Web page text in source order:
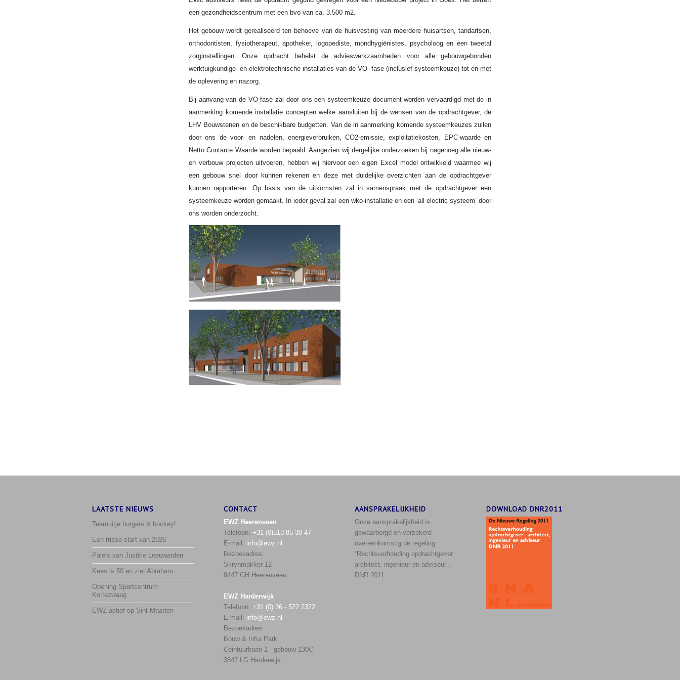
een gezondheidscentrum met een bvo van ca. 3.500 m2.
Het gebouw wordt gerealiseerd ten behoeve van de huisvesting van meerdere huisartsen, tandartsen,
orthodontisten, fysiotherapeut, apotheker, logopediste, mondhygiënistes, psycholoog en een tweetal
zorginstellingen. Onze opdracht behelst de advieswerkzaamheden voor alle gebouwgebonden
werktuigkundige- en elektrotechnische installaties van de VO- fase (inclusief systeemkeuze) tot en met
de oplevering en nazorg.
Bij aanvang van de VO fase zal door ons een systeemkeuze document worden vervaardigd met de in
aanmerking komende installatie concepten welke aansluiten bij de wensen van de opdrachtgever, de
LHV Bouwstenen en de beschikbare budgetten. Van de in aanmerking komende systeemkeuzes zullen
door ons de voor- en nadelen, energieverbruiken, CO2-emissie, exploitatiekosten, EPC-waarde en
Netto Contante Waarde worden bepaald. Aangezien wij dergelijke onderzoeken bij nagenoeg alle nieuw-
en verbouw projecten uitvoeren, hebben wij hiervoor een eigen Excel model ontwikkeld waarmee wij
een gebouw snel door kunnen rekenen en deze met duidelijke overzichten aan de opdrachtgever
kunnen rapporteren. Op basis van de uitkomsten zal in samenspraak met de opdrachtgever een
systeemkeuze worden gemaakt. In ieder geval zal een wko-installatie en een ‘all electric systeem’ door
ons worden onderzocht.
LAATSTE NIEUWS
Teamuitje burgers & hockey!
Een frisse start van 2026
Paleis van Justitie Leeuwarden
Kees is 50 en ziet Abraham
Opening Sportcentrum
Kortezwaag
EWZ actief op Sint Maarten
CONTACT
EWZ Heerenveen
Telefoon: +31 (0)513 85 30 47
E-mail: info@ewz.nl
Bezoekadres:
Skrynmakker 12
8447 GH Heerenveen
EWZ Harderwijk
Telefoon: +31 (0) 36 - 522 2322
E-mail: info@ewz.nl
Bezoekadres:
Bouw & Infra Park
Ceintuurbaan 2 - gebouw 130C
3847 LG Harderwijk
AANSPRAKELIJKHEID
Onze aansprakelijkheid is
gewaarborgd en verzekerd
overeenkomstig de regeling
“Rechtsverhouding opdrachtgever
architect, ingenieur en adviseur”,
DNR 2011.
DOWNLOAD DNR2011